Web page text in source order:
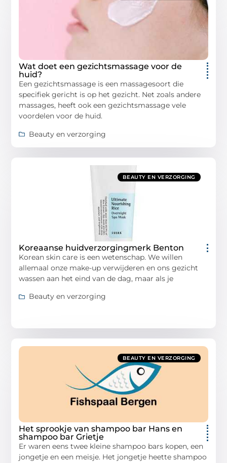
Wat doet een gezichtsmassage voor de
huid?
Een gezichtsmassage is een massagesoort die
specifiek gericht is op het gezicht. Net zoals andere
massages, heeft ook een gezichtsmassage vele
voordelen voor de huid.
Beauty en verzorging
BEAUTY EN VERZORGING
Koreaanse huidverzorgingmerk Benton
Korean skin care is een wetenschap. We willen
allemaal onze make-up verwijderen en ons gezicht
wassen aan het eind van de dag, maar als je
Beauty en verzorging
BEAUTY EN VERZORGING
Het sprookje van shampoo bar Hans en
shampoo bar Grietje
Er waren eens twee kleine shampoo bars kopen, een
jongetje en een meisje. Het jongetje heette shampoo